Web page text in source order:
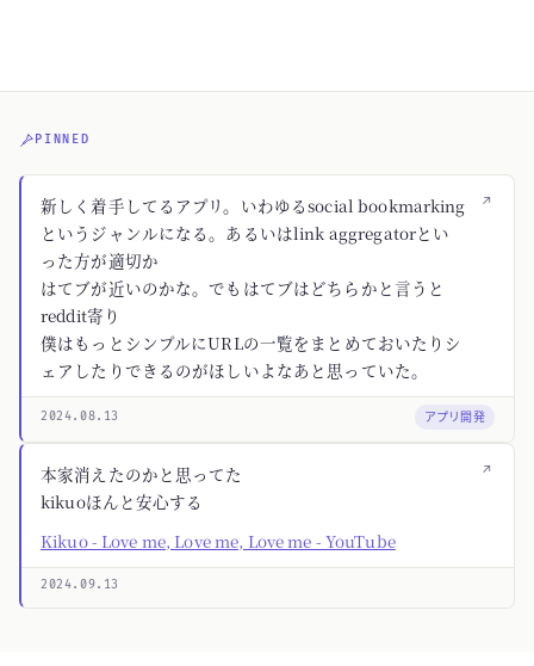
PINNED
↗
新しく着手してるアプリ。いわゆるsocial bookmarking
というジャンルになる。あるいはlink aggregatorとい
った方が適切か
はてブが近いのかな。でもはてブはどちらかと言うと
reddit寄り
僕はもっとシンプルにURLの一覧をまとめておいたりシ
ェアしたりできるのがほしいよなあと思っていた。
2024.08.13 アプリ開発
↗
本家消えたのかと思ってた
kikuoほんと安心する
Kikuo - Love me, Love me, Love me - YouTube
2024.09.13